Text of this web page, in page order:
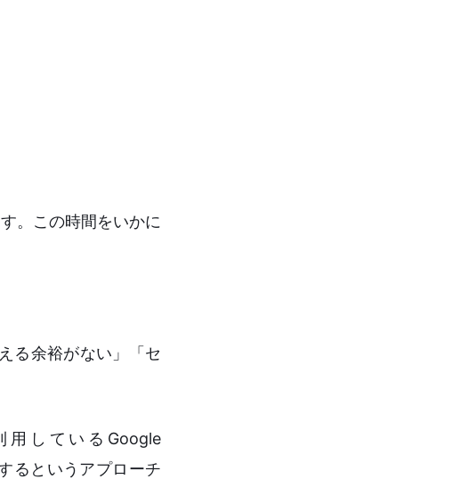
。この時間をいかに
る余裕がない」「セ
しているGoogle
るというアプローチ